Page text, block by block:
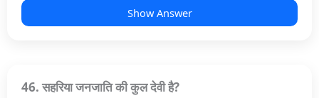
Show Answer
46. सहरिया जनजाति की कुल देवी है?